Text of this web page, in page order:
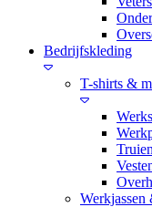
Bedrijfskleding
T-shirts &
Werkjassen